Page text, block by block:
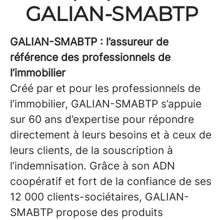
GALIAN-SMABTP
GALIAN-SMABTP : l’assureur de
référence des professionnels de
l’immobilier
Créé par et pour les professionnels de
l’immobilier, GALIAN-SMABTP s’appuie
sur 60 ans d’expertise pour répondre
directement à leurs besoins et à ceux de
leurs clients, de la souscription à
l’indemnisation. Grâce à son ADN
coopératif et fort de la confiance de ses
12 000 clients-sociétaires, GALIAN-
SMABTP propose des produits